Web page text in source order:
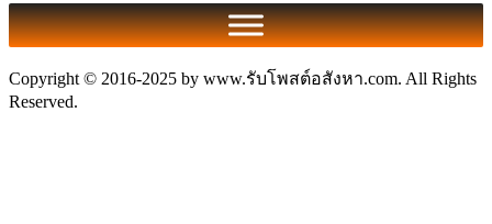
Copyright © 2016-2025 by www.รับโพสต์อสังหา.com. All Rights
Reserved.